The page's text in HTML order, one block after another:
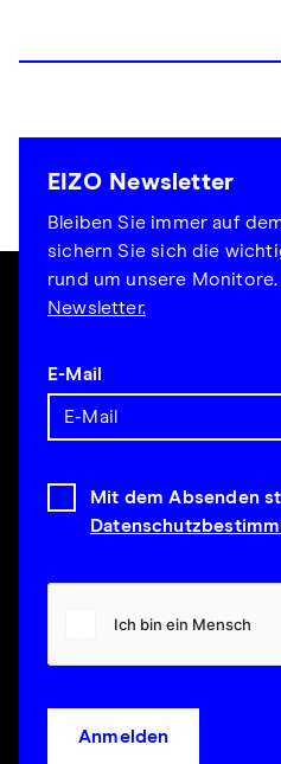
EIZO Newsletter
Bleiben Sie immer auf
sichern Sie sich die
rund um unsere Monitore.
Newsletter.
E-Mail
Mit dem Absenden
Anmelden